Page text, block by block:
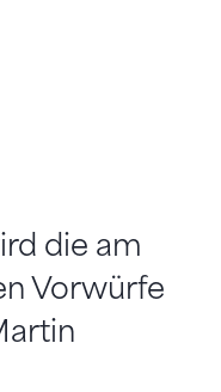
die am
Vorwürfe